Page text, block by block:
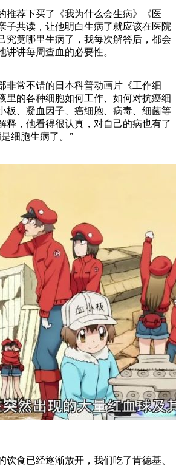
推荐下买了《我为什么会生病》《医
子共读，让他明白生病了就应该在医院
究竟哪里生病了，我每次解答后，都会
讲讲每周查血的必要性。
非常不错的日本科普动画片《工作细
里的各种细胞如何工作、如何对抗癌细
板、凝血因子、癌细胞、病毒、细菌等
释，他看得很认真，对自己的病也有了
细胞生病了。”
饮食已经逐渐放开，我们吃了肯德基、